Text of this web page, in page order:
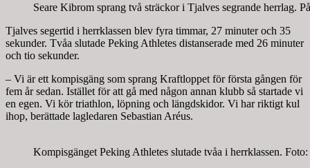
Seare Kibrom sprang två sträckor i Tjalves segrande
Tjalves segertid i herrklassen blev fyra timmar, 27 minuter och 35
sekunder. Tvåa slutade Peking Athletes distanserade med 26 minuter
och tio sekunder.
– Vi är ett kompisgäng som sprang Kraftloppet för första gången för
fem år sedan. Istället för att gå med någon annan klubb så startade vi
en egen. Vi kör triathlon, löpning och längdskidor. Vi har riktigt kul
ihop, berättade lagledaren Sebastian Aréus.
Kompisgänget Peking Athletes slutade tvåa i herrklassen.